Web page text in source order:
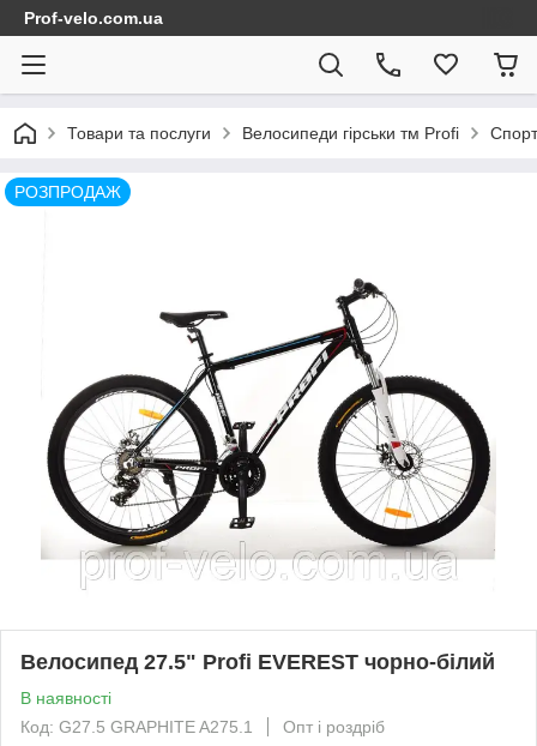
Prof-velo.com.ua
Товари та послуги Велосипеди гірськи тм Profi
РОЗПРОДАЖ
Велосипед 27.5" Profi EVEREST чорно-білий
В наявності
Код: G27.5 GRAPHITE A275.1
Опт і роздріб